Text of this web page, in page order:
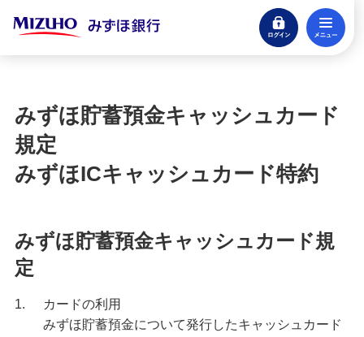
ログイン
閉じる
規定
反社会的勢力の排除に係る規定
みずほキャッシュカード規定（個人のお客さま
みずほ貯蓄預金キャッシュカード規定 みずほICキ
みずほ貯蓄預金規定
みずほ貯蓄預金キャッシュカード
規定
みずほICキャッシュカード特約
みずほ貯蓄預金キャッシュカード規
定
1.
カードの利用
みずほ貯蓄預金について発行したキャッシュカード